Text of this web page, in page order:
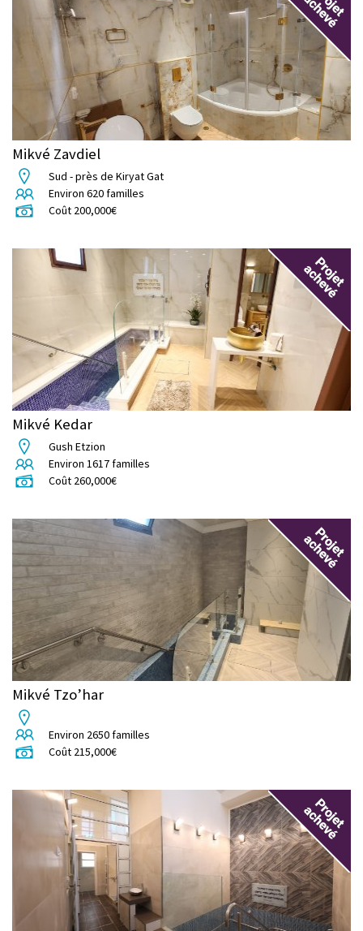
Mikvé Zavdiel
Sud - près de Kiryat Gat
Environ 620familles
Coût 200,000€
Mikvé Kedar
Gush Etzion
Environ 1617familles
Coût 260,000€
Mikvé Tzo’har
Environ 2650familles
Coût 215,000€